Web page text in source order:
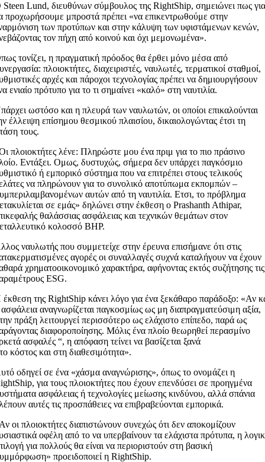
Lund, διευθύνων σύμβουλος της RightShip, σημειώνει πως
προχωρήσουμε μπροστά πρέπει «να επικεντρωθούμε στην
των προτύπων και στην κάλυψη των υφιστάμενων κενών,
τον πήχη από κοινού και όχι μεμονωμένα».
τονίζει, η πραγματική πρόοδος θα έρθει μόνο μέσα από
πλοιοκτήτες, διαχειριστές, ναυλωτές, τερματικοί σταθμοί,
αρχές και πάροχοι τεχνολογίας πρέπει να δημιουργήσουν
ενιαίο πρότυπο για το τι σημαίνει «καλό» στη ναυτιλία.
ωστόσο και η πλευρά των ναυλωτών, οι οποίοι επικαλούνται
έλλειψη επίσημου θεσμικού πλαισίου, δικαιολογώντας έτσι τη
τους.
πλοιοκτήτες λένε: Πληρώστε μου ένα πριμ για το πιο πράσινο
Εντάξει. Ομως, δυστυχώς, σήμερα δεν υπάρχει παγκόσμιο
ή εμπορικό σύστημα που να επιτρέπει στους τελικούς
να πληρώνουν για το συνολικό αποτύπωμα εκπομπών –
αυτών από τη ναυτιλία. Ετσι, το πρόβλημα
σε εμάς» δηλώνει στην έκθεση ο Prashanth Athipar,
θαλάσσιας ασφάλειας και τεχνικών θεμάτων στον
κολοσσό ΒΗΡ.
ναυλωτής που συμμετείχε στην έρευνα επισήμανε ότι στις
αγορές οι συναλλαγές συχνά καταλήγουν να έχουν
χρηματοοικονομικό χαρακτήρα, αφήνοντας εκτός συζήτησης τις
ESG.
της RightShip κάνει λόγο για ένα ξεκάθαρο παράδοξο: «Αν
αναγνωρίζεται παγκοσμίως ως μη διαπραγματεύσιμη αξία,
πράξη λειτουργεί περισσότερο ως ελάχιστο επίπεδο, παρά ως
διαφοροποίησης. Μόλις ένα πλοίο θεωρηθεί περασμίνο
ασφαλές “, η απόφαση τείνει να βασίζεται ξανά
κόστος και στη διαθεσιμότητα».
οδηγεί σε ένα «χάσμα αναγνώρισης», όπως το ονομάζει η
για τους πλοιοκτήτες που έχουν επενδύσει σε προηγμένα
ασφάλειας ή τεχνολογίες μείωσης κινδύνου, αλλά σπάνια
αυτές τις προσπάθειες να επιβραβεύονται εμπορικά.
οι πλοιοκτήτες διαπιστώνουν συνεχώς ότι δεν αποκομίζουν
οφέλη από το να υπερβαίνουν τα ελάχιστα πρότυπα, η
για πολλούς θα είναι να περιοριστούν στη βασική
προειδοποιεί η RightShip.